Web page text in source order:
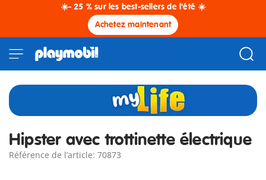
☀️- 25 % sur les best-sellers de l'été ☀️
Achetez maintenant
Hipster avec trottinette électrique
Référence de l’article: 70873